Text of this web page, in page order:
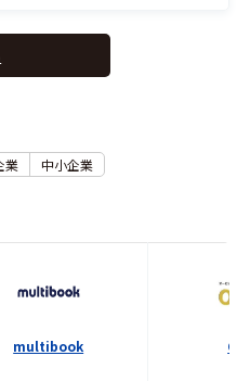
業 中小企業
multibook